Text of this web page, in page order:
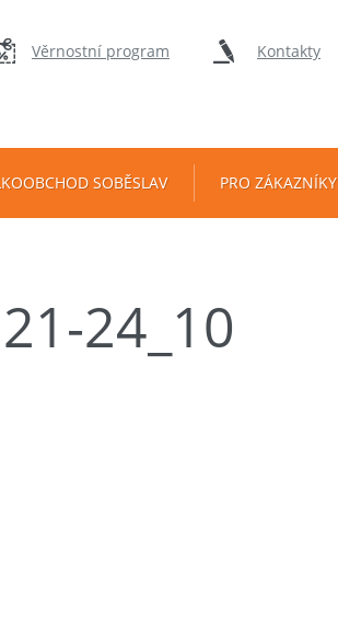
Věrnostní program Kontakty
SOBĚSLAV PRO ZÁKAZNÍKY
24_10